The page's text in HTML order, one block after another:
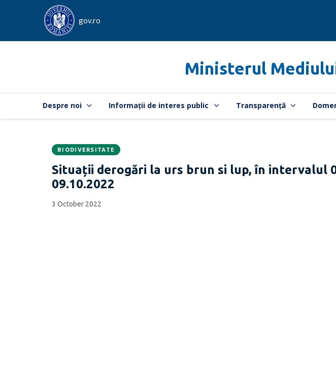
gov.ro
Ministerul
Despre noi Informații de interes public Transparență
CATEGORIA:
BIODIVERSITATE
Situații derogări la urs brun si lup, în intervalul
09.10.2022
Data
publicării:
3 October 2022